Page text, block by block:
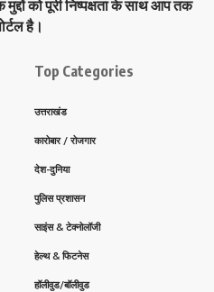
को पूरी निष्पक्षता के साथ आप तक
है।
Top Categories
उत्तराखंड
कारोबार / रोजगार
देश-दुनिया
पुलिस प्रशासन
साइंस & टेक्नोलॉजी
हेल्थ & फिटनेस
हॉलीवुड/बॉलीवुड